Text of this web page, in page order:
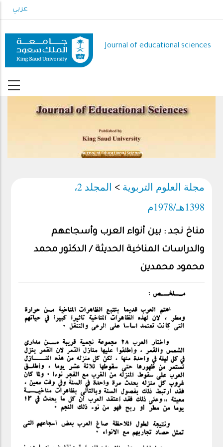
to
content
عربي
Journal of educational sciences
Journal of Educational Sciences
مجلة العلوم التربوية >
المجلد 2،
1398هـ/1978م
مناخ نجد : بين أنواء العرب وأسجاعهم
والدراسات المناخية الحديثة / الدكتور محمد
محمود محمدين